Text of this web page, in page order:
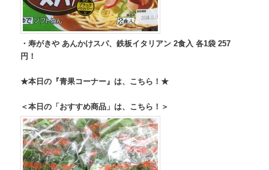
・寿がきや あんかけスパ、鉄板イタリアン 2食入 各1袋 257
円！
★本日の『青果コーナー』は、こちら！★
＜本日の「おすすめ商品」は、こちら！＞